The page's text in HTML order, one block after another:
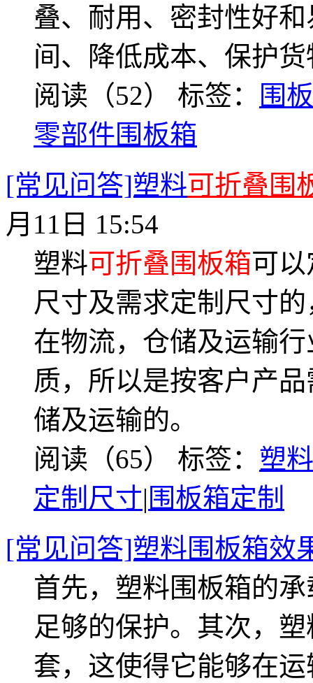
叠、耐用、密封性好
间、降低成本、保护
阅读（52） 标签：
围
零部件围板箱
[常见问答]塑料可折叠围
月11日 15:54
塑料可折叠围板箱可
尺寸及需求定制尺寸
在物流，仓储及运输
质，所以是按客户产
储及运输的。
阅读（65） 标签： 塑
定制尺寸| 围板箱定制
[常见问答]塑料围板箱效
首先，塑料围板箱的
足够的保护。其次，
套，这使得它能够在